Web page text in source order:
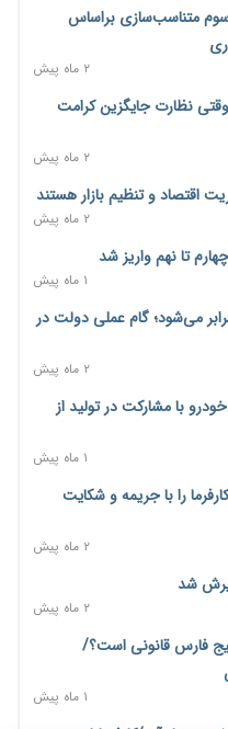
هشدار دیوان محاسبات درباره حساب‌های خارج از خزانه؛ ۱۲۴ حساب
منافع ملی
بازنده اصلاحات تأمین
تورم و تأمین مالی تولید
می‌شود؛ نسخه انضباط آهنین
قدرت خرید مردم را نشانه
اساسی؛ «نگران نباشید»
به بورس؛ عرضه اولیه یک
دولت واحدهای خود را
متناسب‌سازی براساس
۲ ماه پیش
وقتی نظارت جایگزین کرامت
۲ ماه پیش
اقتصاد و تنظیم بازار هستند
۲ ماه پیش
۱ ماه پیش
دهک ۱ تا ۴ سه برابر می‌شود؛ گام عملی دولت در
۲ ماه پیش
با مشارکت در تولید از
۱ ماه پیش
را با جریمه و شکایت
۲ ماه پیش
شد
۲ ماه پیش
فارس قانونی است؟/
۱ ماه پیش